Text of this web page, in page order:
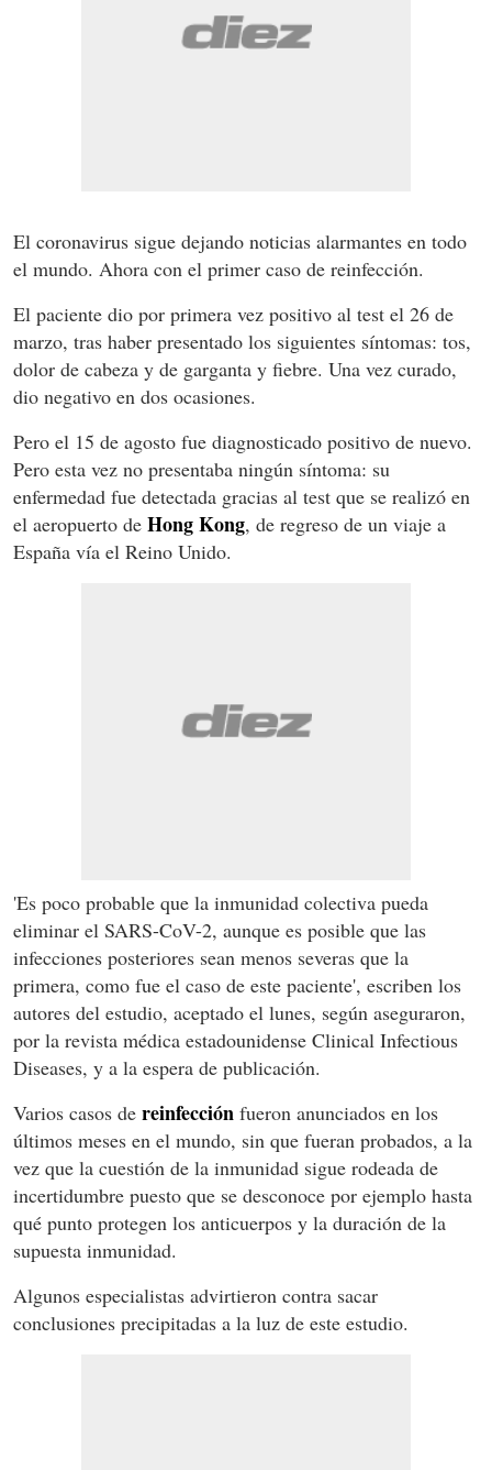
El coronavirus sigue dejando noticias alarmantes en todo
el mundo. Ahora con el primer caso de reinfección.
El paciente dio por primera vez positivo al test el 26 de
marzo, tras haber presentado los siguientes síntomas: tos,
dolor de cabeza y de garganta y fiebre. Una vez curado,
dio negativo en dos ocasiones.
Pero el 15 de agosto fue diagnosticado positivo de nuevo.
Pero esta vez no presentaba ningún síntoma: su
enfermedad fue detectada gracias al test que se realizó en
el aeropuerto de HongKong, de regreso de un viaje a
España vía el Reino Unido.
'Es poco probable que la inmunidad colectiva pueda
eliminar el SARS-CoV-2, aunque es posible que las
infecciones posteriores sean menos severas que la
primera, como fue el caso de este paciente', escriben los
autores del estudio, aceptado el lunes, según aseguraron,
por la revista médica estadounidense Clinical Infectious
Diseases, y a la espera de publicación.
Varios casos de reinfección fueron anunciados en los
últimos meses en el mundo, sin que fueran probados, a la
vez que la cuestión de la inmunidad sigue rodeada de
incertidumbre puesto que se desconoce por ejemplo hasta
qué punto protegen los anticuerpos y la duración de la
supuesta inmunidad.
Algunos especialistas advirtieron contra sacar
conclusiones precipitadas a la luz de este estudio.